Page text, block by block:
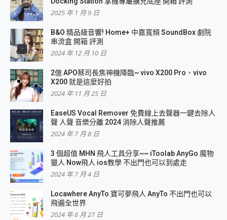
2025 年 1 月 9 日
B&O 精品級音響! Home+ 中嘉寬頻 SoundBox 劇院
串流盒 開箱 評測
2024 年 12 月 10 日
2億 APO蔡司長焦神機降臨~ vivo X200 Pro、vivo
X200 就是這麼好拍
2024 年 11 月 25 日
EaseUS Vocal Remover 免費線上去聲器一鍵去除人
聲 人聲 音樂分離 2024 消除人聲推薦
2024 年 7 月 8 日
3 個超值 MHN 飛人工具分享~~ iToolab AnyGo 魔物
獵人 Now飛人 ios教學 不出門也可以到處走
2024 年 7 月 4 日
Locawhere AnyTo 寶可夢飛人 AnyTo 不出門也可以
飛遍全世界
2024 年 6 月 27 日